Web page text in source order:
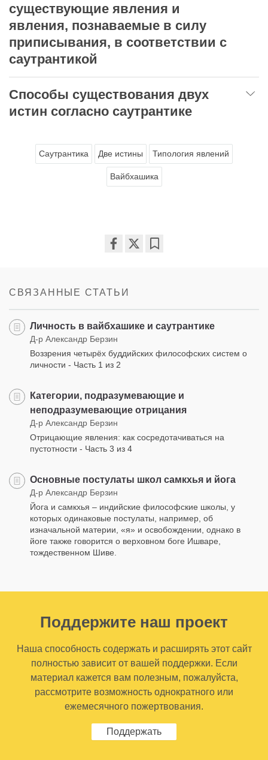
существующие явления и
явления, познаваемые в силу
приписывания, в соответствии с
саутрантикой
Способы существования двух
истин согласно саутрантике
Саутрантика Две истины Типология явлений
Вайбхашика
СВЯЗАННЫЕ СТАТЬИ
Личность в вайбхашике и саутрантике
Д-р Александр Берзин
Воззрения четырёх буддийских философских систем о
личности - Часть 1 из 2
Категории, подразумевающие и
неподразумевающие отрицания
Д-р Александр Берзин
Отрицающие явления: как сосредотачиваться на
пустотности - Часть 3 из 4
Основные постулаты школ самкхья и йога
Д-р Александр Берзин
Йога и самкхья – индийские философские школы, у
которых одинаковые постулаты, например, об
изначальной материи, «я» и освобождении, однако в
йоге также говорится о верховном боге Ишваре,
тождественном Шиве.
Поддержите наш проект
Наша способность содержать и расширять этот сайт
полностью зависит от вашей поддержки. Если
материал кажется вам полезным, пожалуйста,
рассмотрите возможность однократного или
ежемесячного пожертвования.
Поддержать